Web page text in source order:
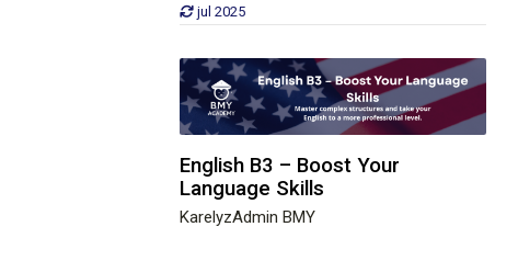
jul 2025
English B3 – Boost Your
Language Skills
KarelyzAdmin BMY